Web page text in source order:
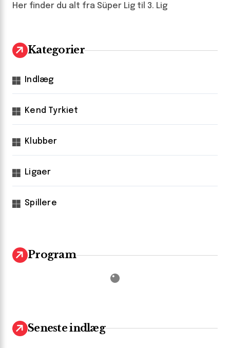
Her finder du alt fra Süper Lig til 3. Lig
Kategorier
Indlæg
Kend Tyrkiet
Klubber
Ligaer
Spillere
Program
Seneste indlæg